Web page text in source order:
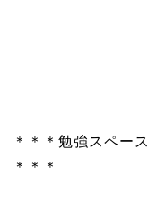
＊＊＊勉強スペー
＊＊＊